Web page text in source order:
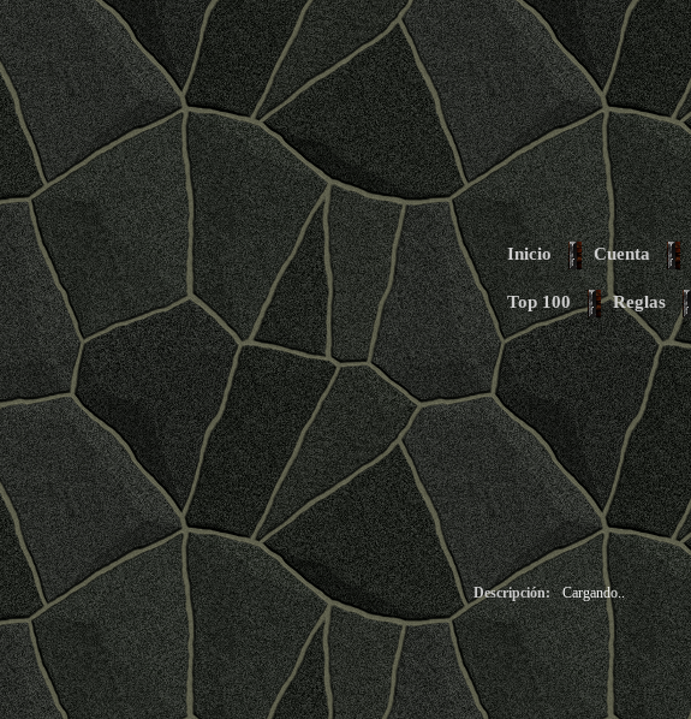
Inicio Cuenta
Top 100
Reglas
Descripción: Cargando..